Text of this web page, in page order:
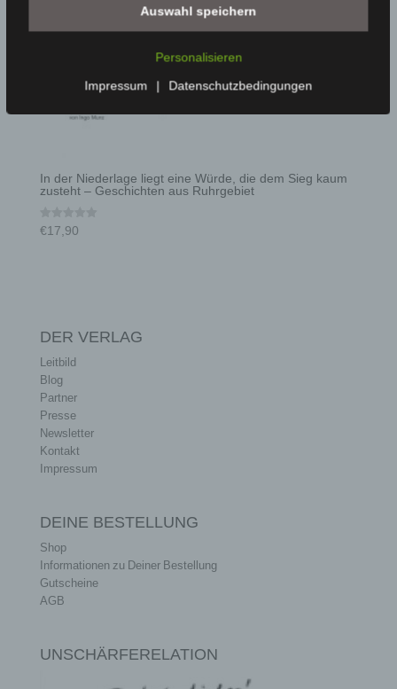
In der Niederlage liegt eine Würde, die dem Sieg kaum
zusteht – Geschichten aus Ruhrgebiet
Bewertet mit
5.00
€17,90
DER VERLAG
Leitbild
Blog
Partner
Presse
Newsletter
Kontakt
Impressum
DEINE BESTELLUNG
Shop
Informationen zu Deiner Bestellung
Gutscheine
AGB
UNSCHÄRFERELATION
Auswahl speichern
Personalisieren
Impressum | Datenschutzbedingungen